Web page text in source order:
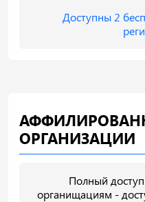
Доступны 2
ОРГАНИЗАЦИИ
Полный
органищациям -